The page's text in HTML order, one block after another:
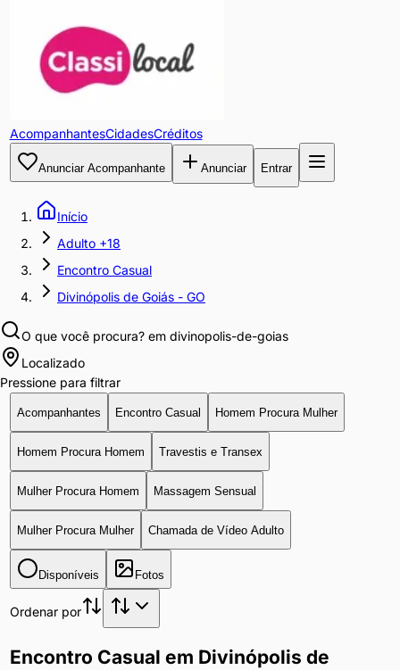
AcompanhantesCidadesCréditos
Anunciar Acompanhante Anunciar Entrar
Início
Adulto +18
Encontro Casual
Divinópolis de Goiás - GO
O que você procura? em divinopolis-de-goias
Localizado
Pressione para filtrar
Acompanhantes Encontro Casual Homem Procura Mulher
Homem Procura Homem Travestis e Transex
Mulher Procura Homem Massagem Sensual
Mulher Procura Mulher Chamada de Vídeo Adulto
Disponíveis Fotos
Ordenar por
Encontro Casual em Divinópolis de